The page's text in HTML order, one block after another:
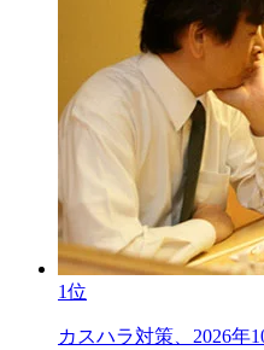
1位
カスハラ対策、2026年